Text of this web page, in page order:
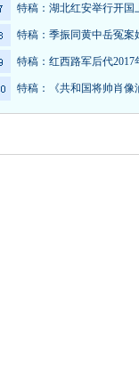
特稿：湖北红安举行开国
特稿：季振同黄中岳冤案
特稿：红西路军后代2017
特稿：《共和国将帅肖